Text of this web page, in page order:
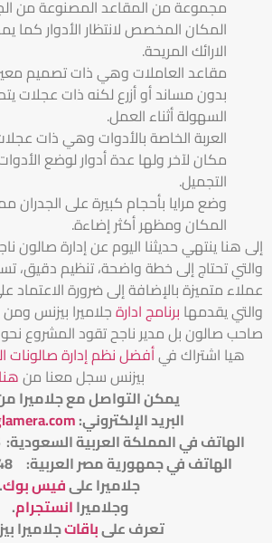
مجموعة من المقاعد المصنوعة من
المكان المخصص لانتظار الأدوار كما
الارائك المريحة.
مقاعد العاملات وهي ذات تصميم
بدون مساند أو أزرع لكنه ذات عجلات
السهولة أثناء العمل.
العربة الخاصة بالأدوات وهي ذات
مكان لآخر ولها عدة أدوار لوضع
التجميل.
وضع مرايا بأحجام كبيرة على الجدران
المكان ومظهر أكثر إضاءة.
إلى هنا ينتهي حديثنا اليوم عن إدارة صالون
والتي تحتاج إلى خطة واضحة، تنظيم دقيق،
عملاء متميزة بالإضافة إلى ضرورة الاعتماد
والتي يقدمها برنامج ادارةجلاميرا بيزنس
صاحب صالون بل مدير ناجح تقود المشروع نحو
هيا اشتراك فيأفضل نظم إدارة صالونات
بيزنس سجل معنا من
يمكن التواصل مع جلاميرا
البريد الإلكتروني:
الهاتف في المملكة العربية السعودية: 966555055515+
الهاتف في جمهورية مصر العربية: 201022274148+
جلاميرا علىفيس بوك.
وجلاميراانستجرام.
تعرف علىباقاتجلاميرا